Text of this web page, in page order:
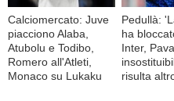
Calciomercato: Juve
piacciono Alaba,
Atubolu e Todibo,
Romero all'Atleti,
Monaco su Lukaku
Pedullà:
ha
Inter,
risulta